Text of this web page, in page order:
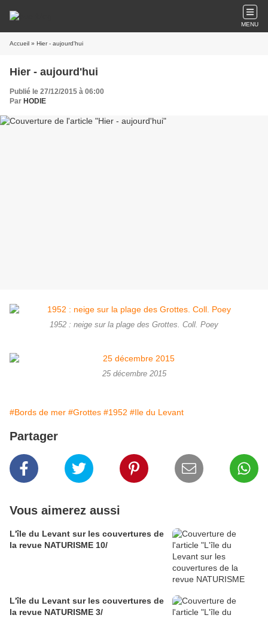
MENU
Accueil » Hier - aujourd'hui
Hier - aujourd'hui
Publié le 27/12/2015 à 06:00
Par HODIE
1952 : neige sur la plage des Grottes. Coll. Poey
25 décembre 2015
#Bords de mer #Grottes #1952 #Ile du Levant
Partager
Vous aimerez aussi
L'île du Levant sur les couvertures de
la revue NATURISME 10/
L'île du Levant sur les couvertures de
la revue NATURISME 3/